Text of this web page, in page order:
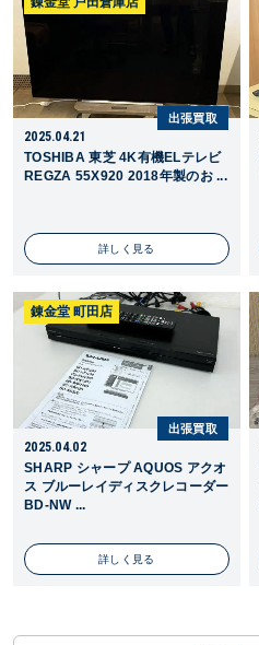
出張買取
2025.04.21
TOSHIBA 東芝 4K有機ELテレビ
REGZA 55X920 2018年製のお ...
詳しく見る
錬金堂 町田店
出張買取
2025.04.02
SHARP シャープ AQUOS アクオ
ス ブルーレイディスクレコーダー
BD-NW ...
詳しく見る